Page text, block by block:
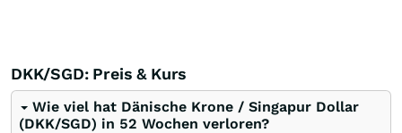
DKK/SGD: Preis & Kurs
Wie viel hat Dänische Krone / Singapur Dollar
(DKK/SGD) in 52 Wochen verloren?